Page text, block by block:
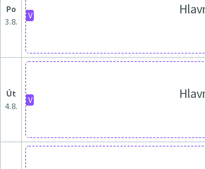
po
3.8.
V
út
4.8.
V